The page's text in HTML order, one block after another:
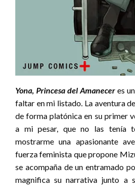
Yona, Princesa del Amanecer es
faltar en mi listado. La aventura
de forma platónica en su primer
a mi pesar, que no las tenía
mostrarme una apasionante
fuerza feminista que propone
se acompaña de un entramado
magnifica su narrativa junto a